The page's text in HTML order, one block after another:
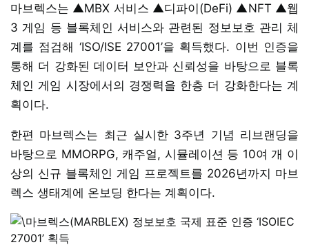
마브렉스는 ▲MBX 서비스 ▲디파이(DeFi) ▲NFT ▲웹
3 게임 등 블록체인 서비스와 관련된 정보보호 관리 체
계를 점검해 ‘ISO/ISE 27001’을 획득했다. 이번 인증을
통해 더 강화된 데이터 보안과 신뢰성을 바탕으로 블록
체인 게임 시장에서의 경쟁력을 한층 더 강화한다는 계
획이다.
한편 마브렉스는 최근 실시한 3주년 기념 리브랜딩을
바탕으로 MMORPG, 캐주얼, 시뮬레이션 등 10여 개 이
상의 신규 블록체인 게임 프로젝트를 2026년까지 마브
렉스 생태계에 온보딩 한다는 계획이다.